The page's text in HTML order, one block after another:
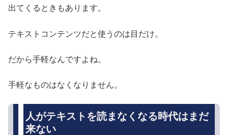
出てくるときもあります。
テキストコンテンツだと使うのは目だけ。
だから手軽なんですよね。
手軽なものはなくなりません。
人がテキストを読まなくなる時代はまだ
来ない